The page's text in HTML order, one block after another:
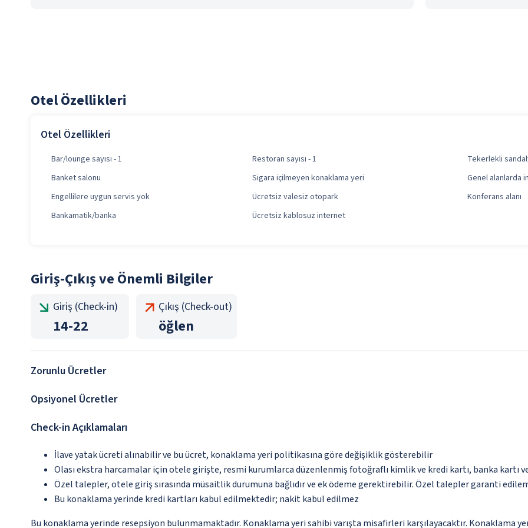
Otel Özellikleri
Otel Özellikleri
Bar/lounge sayısı - 1 Restoran sayısı - 1
Tekerlekli
Banket salonu
Sigara içilmeyen konaklama yeri
Genel alanlarda
Engellilere uygun servis yok
Ücretsiz valesiz otopark
Konferans alanı
Bankamatik/banka
Ücretsiz kablosuz internet
Giriş-Çıkış ve Önemli Bilgiler
Giriş (Check-in)
14-22
Çıkış (Check-out)
öğlen
Zorunlu Ücretler
Opsiyonel Ücretler
Check-in Açıklamaları
İlave yatak ücreti alınabilir ve bu ücret, konaklama yeri politikasına göre değişiklik gösterebilir
Olası ekstra harcamalar için otele girişte, resmi kurumlarca düzenlenmiş fotoğraflı kimlik ve kredi kartı, banka kartı
Özel talepler, otele giriş sırasında müsaitlik durumuna bağlıdır ve ek ödeme gerektirebilir. Özel talepler garanti
Bu konaklama yerinde kredi kartları kabul edilmektedir; nakit kabul edilmez
Bu konaklama yerinde resepsiyon bulunmamaktadır. Konaklama yeri sahibi varışta misafirleri karşılayacaktır. Konaklama